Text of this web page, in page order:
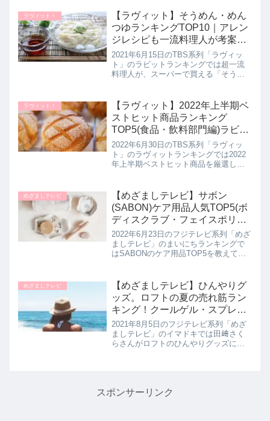
にわ男子のなんでやねん！記事一覧は
こちら吉祥寺にステーキ店が増...
ラヴィット！
【ラヴィット】そうめん・めん
つゆランキングTOP10｜アレン
ジレシピも一流料理人が考案！
ラビット
2021年6月15日のTBS系列「ラヴィッ
ト」のラビットランキングでは超一流
料理人が、スーパーで買える「そうめ
つゆ５品を選出してランキング形式で
教えてくれたので詳しく紹介し...
ラヴィット！
【ラヴィット】2022年上半期ベ
ストヒット商品ランキング
TOP5(食品・飲料部門編)ラビッ
トランキング｜6月30日
2022年6月30日のTBS系列「ラヴィッ
ト」のラヴィットランキングでは2022
年上半期ベストヒット商品を厳選して
飲料部門としてを厳選された５品をな
すなかにしとタイムマシー...
めざましテレビ
【めざましテレビ】サボン
(SABON)ケア用品人気TOP5(ボ
ディスクラブ・フェイスポリッ
シャーなど)まいにちランキング
｜6月23日
2022年6月23日のフジテレビ系列「めざ
ましテレビ」のまいにちランキングで
はSABONのケア用品TOP5を教えてく
ア用品TOP5第５位 オードゥサボン
SABON オ...
めざましテレビ
【めざましテレビ】ひんやりグ
ッズ。ロフトの夏の売れ筋ラン
キング！クールゲル・スプレ
ー・着るひんやりフーディな
ど！イマドキ｜8月5日
2021年8月5日のフジテレビ系列「めざ
ましテレビ」のイマドキでは田﨑さく
らさんがロフトのひんやりグッズにつ
スポンサーリンク